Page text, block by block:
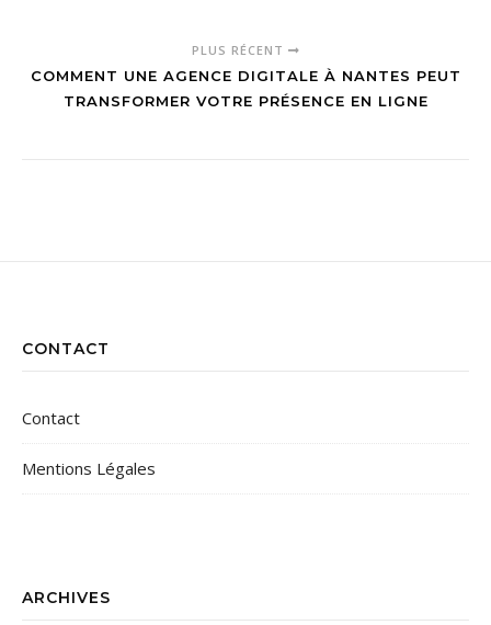
PLUS RÉCENT
COMMENT UNE AGENCE DIGITALE À NANTES PEUT
TRANSFORMER VOTRE PRÉSENCE EN LIGNE
CONTACT
Contact
Mentions Légales
ARCHIVES